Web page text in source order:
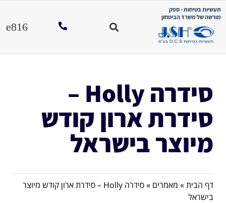
תעשיות בטיחות - ספק
מורשה של משרד הביטחון
סידרה Holly –
סידרת ארון קודש
מיוצר בישראל
דף הבית» מאמרים »
סידרה Holly – סידרת ארון קודש מיוצר
בישראל